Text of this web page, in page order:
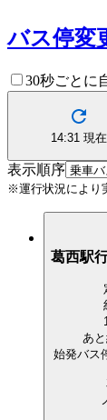
バス停変
30秒ごとに
14:31 現在
表示順序
※運行状況により
葛西駅
あ
始発バス